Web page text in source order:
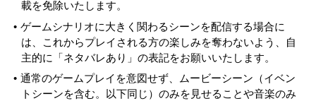
載を免除いたします。
ゲームシナリオに大きく関わるシーンを配信する場合に
は、これからプレイされる方の楽しみを奪わないよう、自
主的に「ネタバレあり」の表記をお願いいたします。
通常のゲームプレイを意図せず、ムービーシーン（イベン
トシーンを含む。以下同じ）のみを見せることや音楽のみ